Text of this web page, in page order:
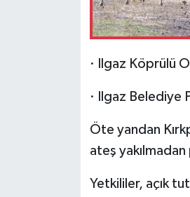
· Ilgaz Köprülü
· Ilgaz Belediye
Öte yandan
ateş yakılmadan
Yetkililer, açık